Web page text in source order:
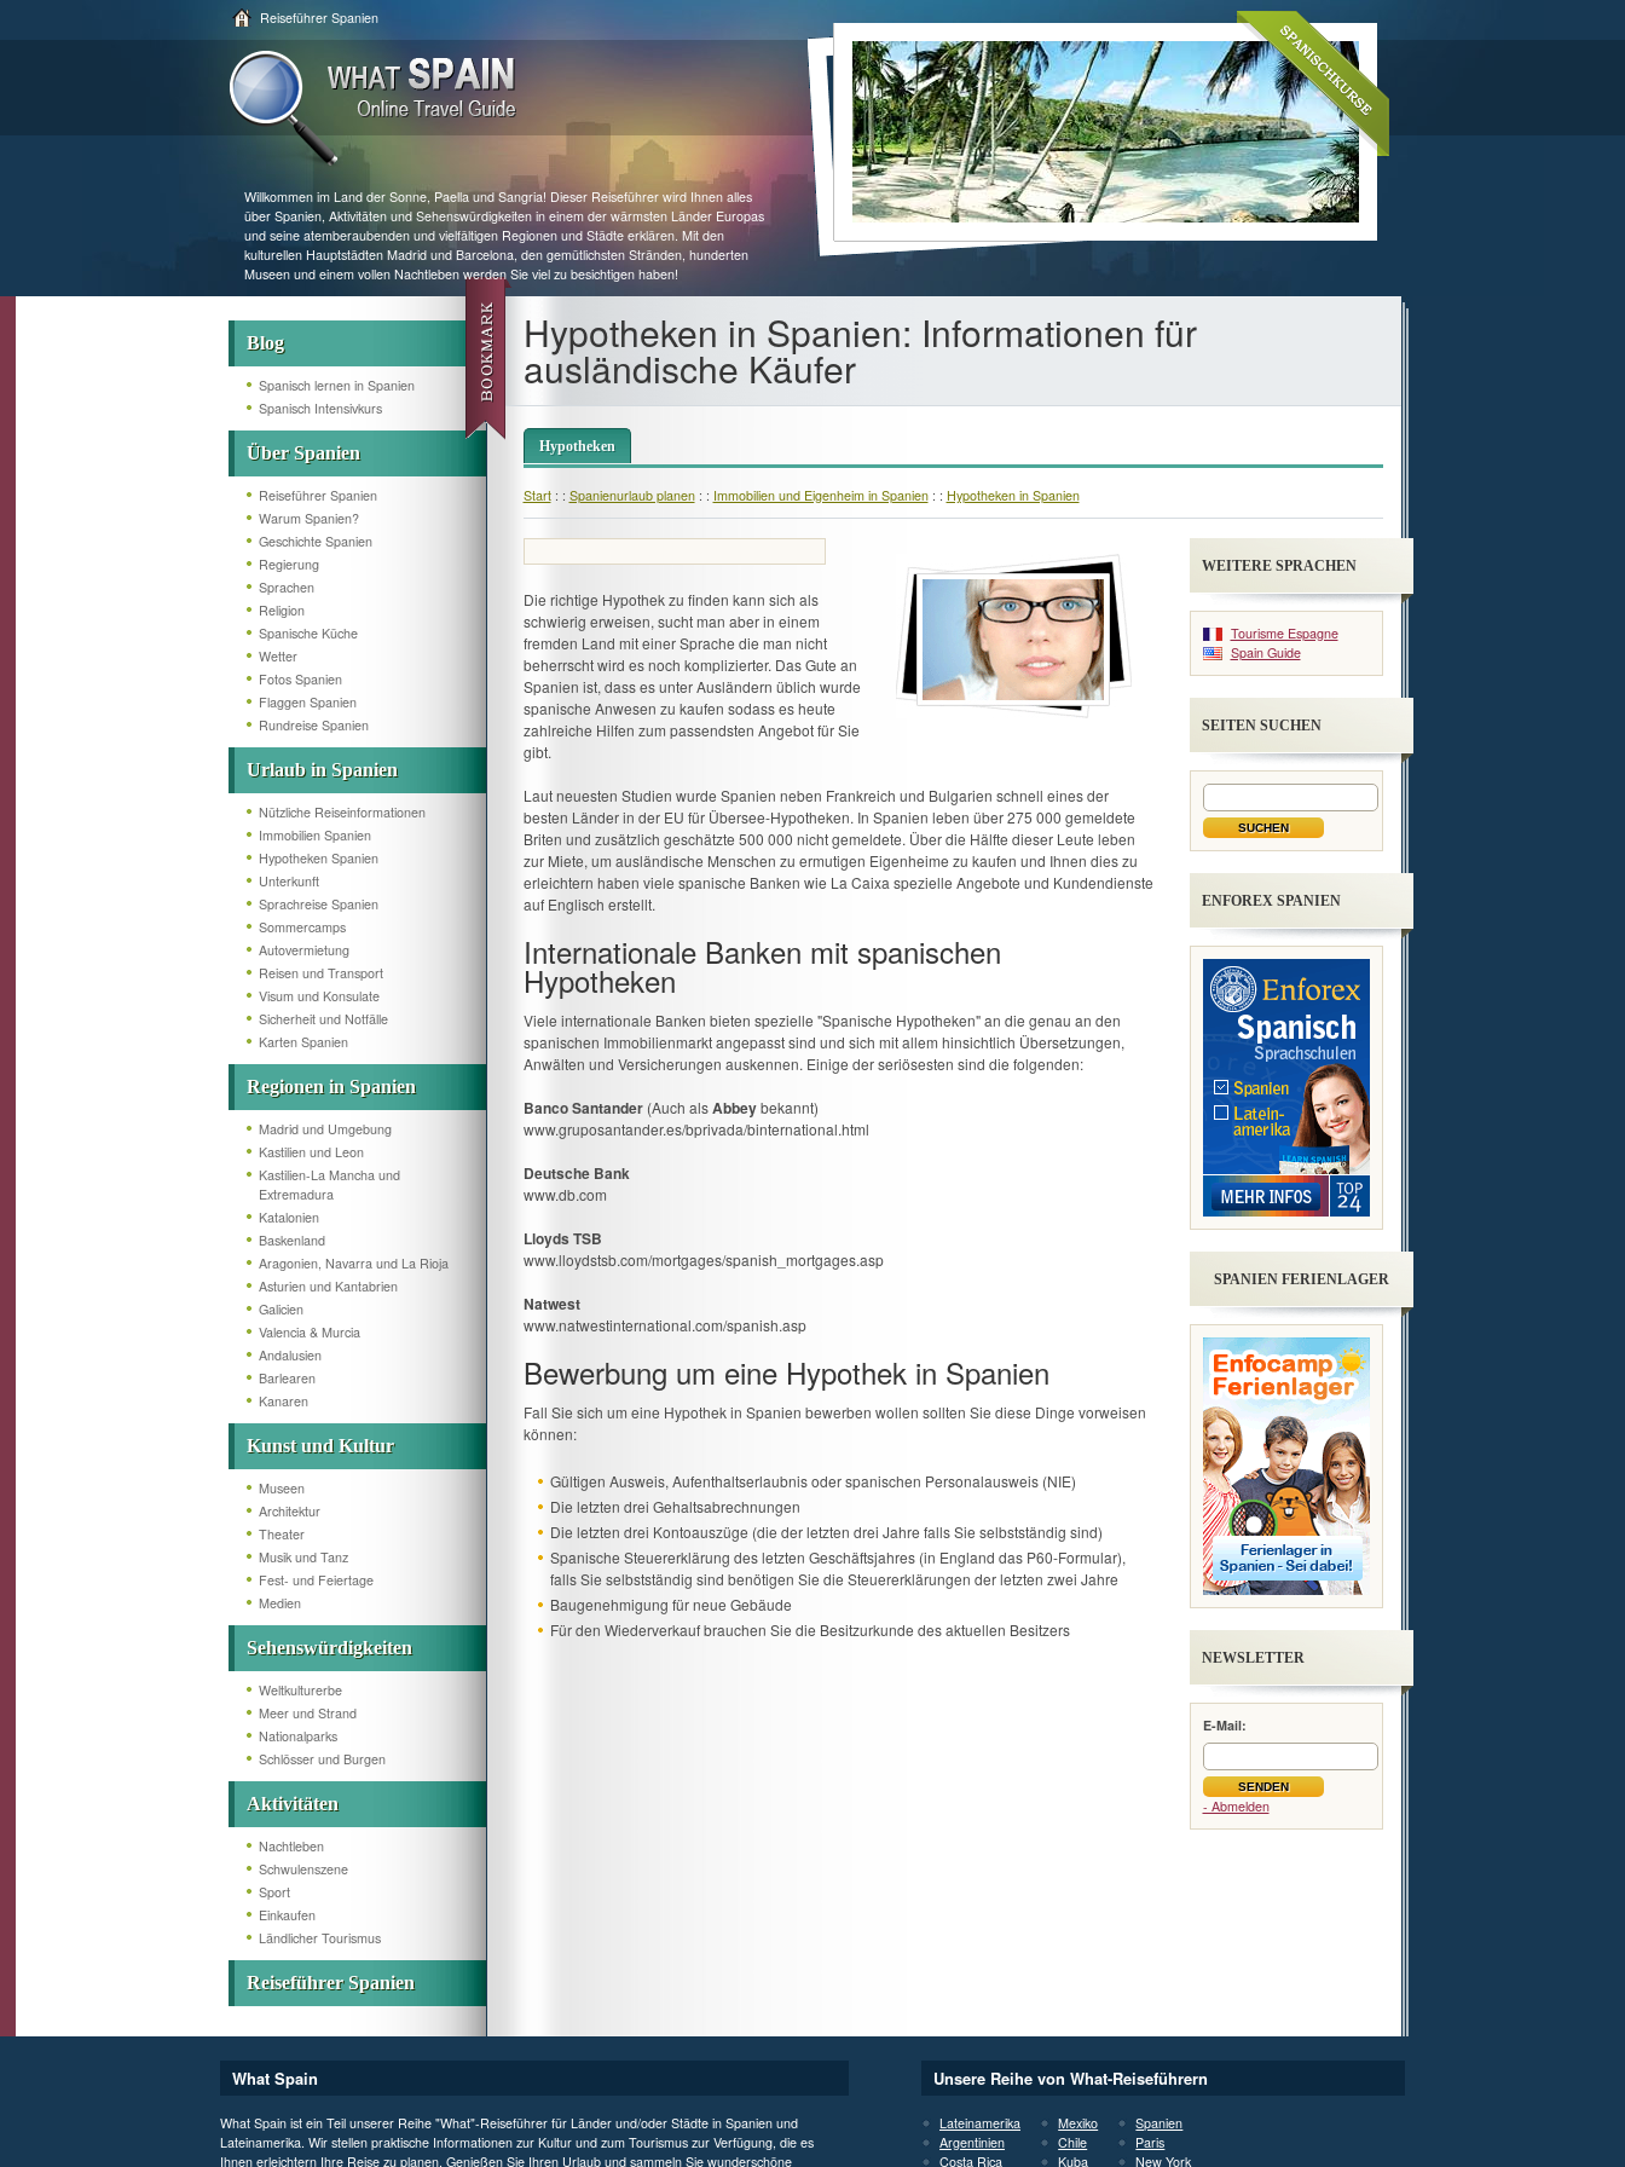
Reiseführer Spanien
Willkommen im Land der Sonne, Paella und Sangria! Dieser Reiseführer wird Ihnen alles
über Spanien, Aktivitäten und Sehenswürdigkeiten in einem der wärmsten Länder Europas
und seine atemberaubenden und vielfältigen Regionen und Städte erklären. Mit den
kulturellen Hauptstädten Madrid und Barcelona, den gemütlichsten Stränden, hunderten
Museen und einem vollen Nachtleben werden Sie viel zu besichtigen haben!
Blog
Spanisch lernen in Spanien
Spanisch Intensivkurs
Über Spanien
Reiseführer Spanien
Warum Spanien?
Geschichte Spanien
Regierung
Sprachen
Religion
Spanische Küche
Wetter
Fotos Spanien
Flaggen Spanien
Rundreise Spanien
Urlaub in Spanien
Nützliche Reiseinformationen
Immobilien Spanien
Hypotheken Spanien
Unterkunft
Sprachreise Spanien
Sommercamps
Autovermietung
Reisen und Transport
Visum und Konsulate
Sicherheit und Notfälle
Karten Spanien
Regionen in Spanien
Madrid und Umgebung
Kastilien und Leon
Kastilien-La Mancha und
Extremadura
Katalonien
Baskenland
Aragonien, Navarra und La Rioja
Asturien und Kantabrien
Galicien
Valencia & Murcia
Andalusien
Barlearen
Kanaren
Kunst und Kultur
Museen
Architektur
Theater
Musik und Tanz
Fest- und Feiertage
Medien
Sehenswürdigkeiten
Weltkulturerbe
Meer und Strand
Nationalparks
Schlösser und Burgen
Aktivitäten
Nachtleben
Schwulenszene
Sport
Einkaufen
Ländlicher Tourismus
Reiseführer Spanien
Hypotheken in Spanien: Informationen für
ausländische Käufer
Hypotheken
Start: : Spanienurlaub planen: : Immobilien und Eigenheim in Spanien: : Hypotheken in Spanien
Die richtige Hypothek zu finden kann sich als
schwierig erweisen, sucht man aber in einem
fremden Land mit einer Sprache die man nicht
beherrscht wird es noch komplizierter. Das Gute an
Spanien ist, dass es unter Ausländern üblich wurde
spanische Anwesen zu kaufen sodass es heute
zahlreiche Hilfen zum passendsten Angebot für Sie
gibt.
Laut neuesten Studien wurde Spanien neben Frankreich und Bulgarien schnell eines der
besten Länder in der EU für Übersee-Hypotheken. In Spanien leben über 275 000 gemeldete
Briten und zusätzlich geschätzte 500 000 nicht gemeldete. Über die Hälfte dieser Leute leben
zur Miete, um ausländische Menschen zu ermutigen Eigenheime zu kaufen und Ihnen dies zu
erleichtern haben viele spanische Banken wie La Caixa spezielle Angebote und Kundendienste
auf Englisch erstellt.
Internationale Banken mit spanischen
Hypotheken
Viele internationale Banken bieten spezielle "Spanische Hypotheken" an die genau an den
spanischen Immobilienmarkt angepasst sind und sich mit allem hinsichtlich Übersetzungen,
Anwälten und Versicherungen auskennen. Einige der seriösesten sind die folgenden:
Banco Santander (Auch alsAbbeybekannt)
www.gruposantander.es/bprivada/binternational.html
Deutsche Bank
www.db.com
Lloyds TSB
www.lloydstsb.com/mortgages/spanish_mortgages.asp
Natwest
www.natwestinternational.com/spanish.asp
Bewerbung um eine Hypothek in Spanien
Fall Sie sich um eine Hypothek in Spanien bewerben wollen sollten Sie diese Dinge vorweisen
können:
Gültigen Ausweis, Aufenthaltserlaubnis oder spanischen Personalausweis (NIE)
Die letzten drei Gehaltsabrechnungen
Die letzten drei Kontoauszüge (die der letzten drei Jahre falls Sie selbstständig sind)
Spanische Steuererklärung des letzten Geschäftsjahres (in England das P60-Formular),
falls Sie selbstständig sind benötigen Sie die Steuererklärungen der letzten zwei Jahre
Baugenehmigung für neue Gebäude
Für den Wiederverkauf brauchen Sie die Besitzurkunde des aktuellen Besitzers
WEITERE SPRACHEN
Tourisme Espagne
Spain Guide
SEITEN SUCHEN
ENFOREX SPANIEN
SPANIEN FERIENLAGER
NEWSLETTER
E-Mail:
- Abmelden
What Spain
What Spain ist ein Teil unserer Reihe "What"-Reiseführer für Länder und/oder Städte in Spanien und
Lateinamerika. Wir stellen praktische Informationen zur Kultur und zum Tourismus zur Verfügung, die es
Ihnen erleichtern Ihre Reise zu planen. Genießen Sie Ihren Urlaub und sammeln Sie wunderschöne
Unsere Reihe von What-Reiseführern
Lateinamerika
Argentinien
Costa Rica
Mexiko
Chile
Kuba
Spanien
Paris
New York